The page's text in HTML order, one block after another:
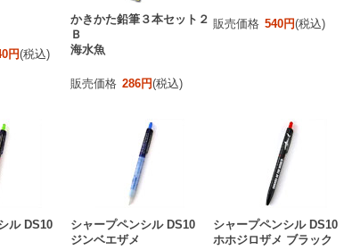
円(税込)
かきかた鉛筆３本セット２
Ｂ
海水魚
販売価格 286円(税込)
販売価格 540円(税込)
ル DS10
シャープペンシル DS10
ジンベエザメ
シャープペンシル DS10
ホホジロザメ ブラック